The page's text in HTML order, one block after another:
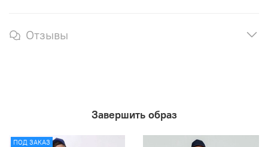
Отзывы
Завершить образ
ПОД ЗАКАЗ